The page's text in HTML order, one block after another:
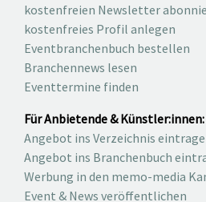
kostenfreien Newsletter
kostenfreies Profil anlegen
Eventbranchenbuch bestellen
Branchennews lesen
Eventtermine finden
Für Anbietende & Künstler:innen:
Angebot ins Verzeichnis
Angebot ins Branchenbuch
Werbung in den memo-media
Event & News veröffentlichen